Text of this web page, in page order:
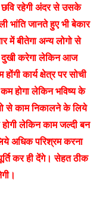
रहेगी अंदर से उसके
भांति जानते हुए भी बेकार
में बीतेगा अन्य लोगो से
दुखी करेगा लेकिन आज
कार्य क्षेत्र पर सोची
होगा लेकिन भविष्य के
से काम निकालने के लिये
लेकिन काम जल्दी बन
अधिक परिश्रम करना
कर ही देंगे। सेहत ठीक